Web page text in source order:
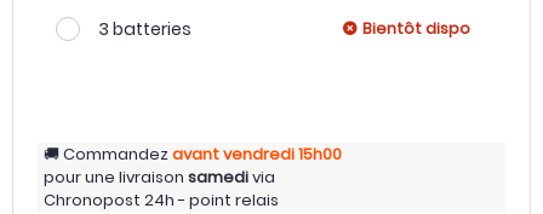
3 batteries Bientôt dispo
Commandezavant vendredi15h00
pour une livraison samedivia
Chronopost 24h - point relais